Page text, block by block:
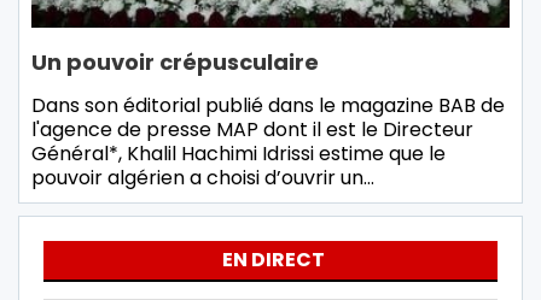
Un pouvoir crépusculaire
Dans son éditorial publié dans le magazine BAB de
l'agence de presse MAP dont il est le Directeur
Général*, Khalil Hachimi Idrissi estime que le
pouvoir algérien a choisi d’ouvrir un…
EN DIRECT